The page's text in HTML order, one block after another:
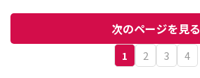
次のページを見る
1 2 3 4